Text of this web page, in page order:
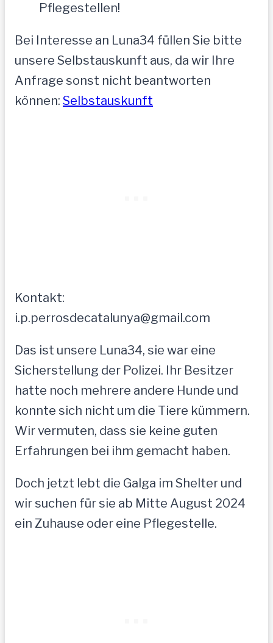
Pflegestellen!
Bei Interesse an Luna34 füllen Sie bitte
unsere Selbstauskunft aus, da wir Ihre
Anfrage sonst nicht beantworten
können: Selbstauskunft
Kontakt:
i.p.perrosdecatalunya@gmail.com
Das ist unsere Luna34, sie war eine
Sicherstellung der Polizei. Ihr Besitzer
hatte noch mehrere andere Hunde und
konnte sich nicht um die Tiere kümmern.
Wir vermuten, dass sie keine guten
Erfahrungen bei ihm gemacht haben.
Doch jetzt lebt die Galga im Shelter und
wir suchen für sie ab Mitte August 2024
ein Zuhause oder eine Pflegestelle.